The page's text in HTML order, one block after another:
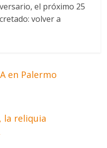
el próximo 25
volver a
en Palermo
la reliquia